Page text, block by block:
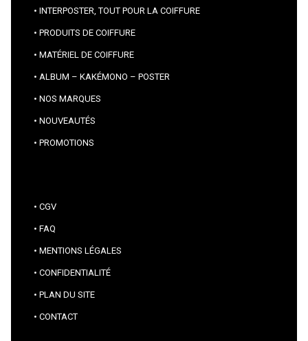
INTERPOSTER, TOUT POUR LA COIFFURE
PRODUITS DE COIFFURE
MATÉRIEL DE COIFFURE
ALBUM – KAKÉMONO – POSTER
NOS MARQUES
NOUVEAUTÉS
PROMOTIONS
CGV
FAQ
MENTIONS LÉGALES
CONFIDENTIALITÉ
PLAN DU SITE
CONTACT